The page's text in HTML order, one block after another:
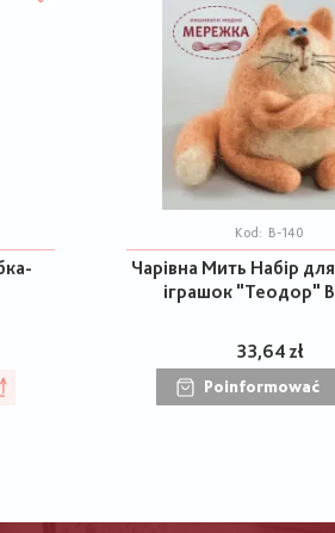
Kod: В-140
Чарівна Мить Набір
іграшок "Теодор"
33,64 zł
Poinformować